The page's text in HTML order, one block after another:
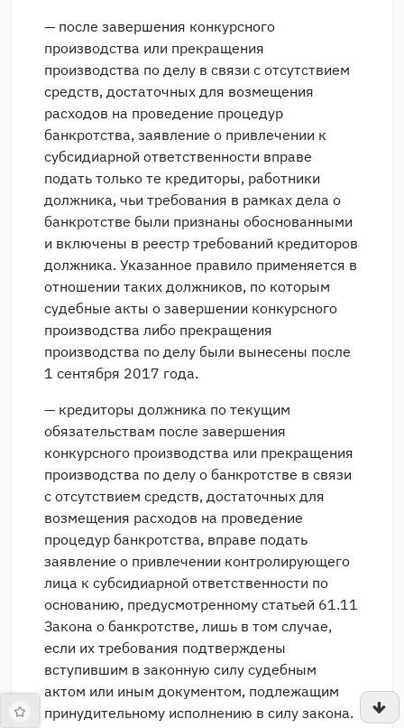
— после завершения конкурсного
производства или прекращения
производства по делу в связи с отсутствием
средств, достаточных для возмещения
расходов на проведение процедур
банкротства, заявление о привлечении к
субсидиарной ответственности вправе
подать только те кредиторы, работники
должника, чьи требования в рамках дела о
банкротстве были признаны обоснованными
и включены в реестр требований кредиторов
должника. Указанное правило применяется в
отношении таких должников, по которым
судебные акты о завершении конкурсного
производства либо прекращения
производства по делу были вынесены после
1 сентября 2017 года.
— кредиторы должника по текущим
обязательствам после завершения
конкурсного производства или прекращения
производства по делу о банкротстве в связи
с отсутствием средств, достаточных для
возмещения расходов на проведение
процедур банкротства, вправе подать
заявление о привлечении контролирующего
лица к субсидиарной ответственности по
основанию, предусмотренному статьей 61.11
Закона о банкротстве, лишь в том случае,
если их требования подтверждены
вступившим в законную силу судебным
актом или иным документом, подлежащим
принудительному исполнению в силу закона.